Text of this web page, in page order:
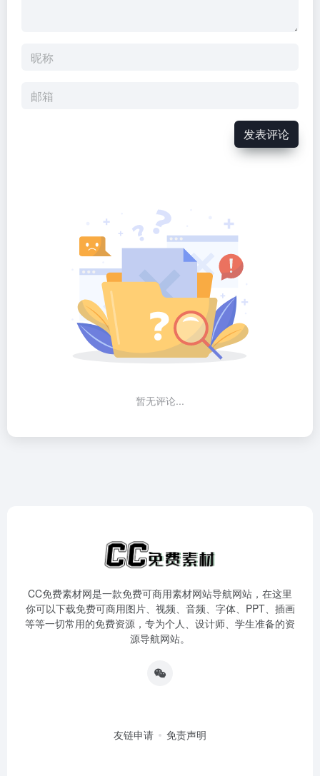
发表评论
暂无评论...
CC免费素材网是一款免费可商用素材网站导航网站，在这里
你可以下载免费可商用图片、视频、音频、字体、PPT、插画
等等一切常用的免费资源，专为个人、设计师、学生准备的资
源导航网站。
友链申请 免责声明